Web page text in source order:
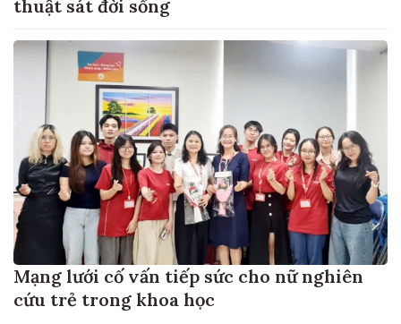
thuật sát đời sống
Mạng lưới cố vấn tiếp sức cho nữ nghiên
cứu trẻ trong khoa học